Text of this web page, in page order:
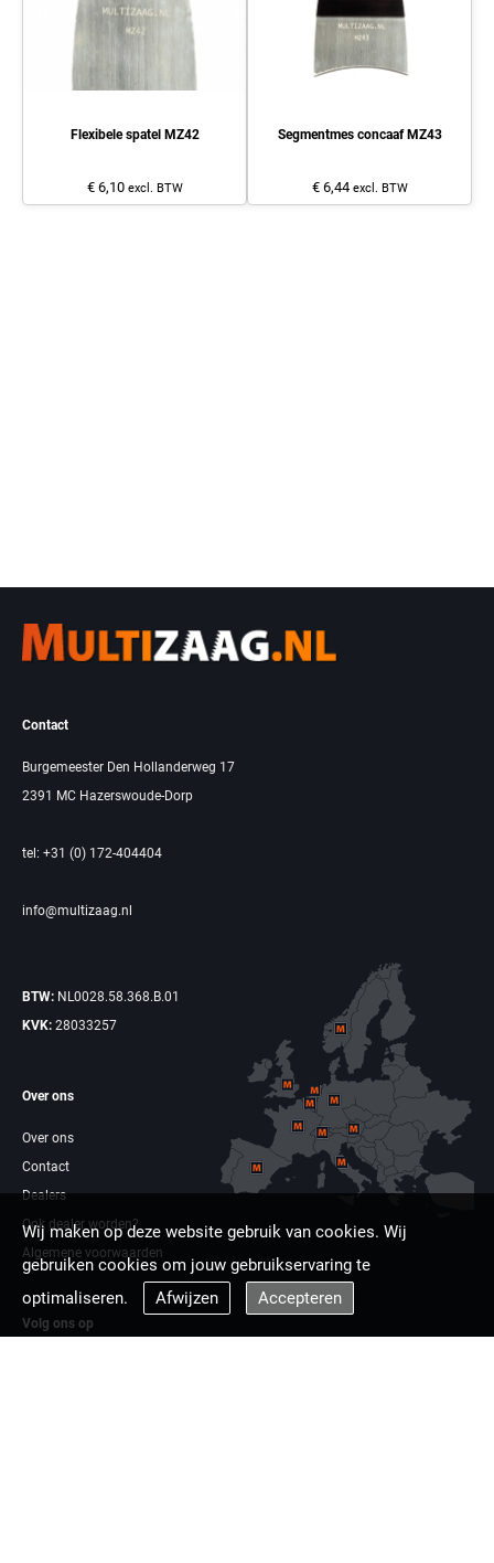
Flexibele spatel MZ42
€ 6,10 excl. BTW
Segmentmes concaaf MZ43
€ 6,44 excl. BTW
Contact
Burgemeester Den Hollanderweg 17
2391 MC Hazerswoude-Dorp
tel: +31 (0) 172-404404
info@multizaag.nl
BTW: NL0028.58.368.B.01
KVK: 28033257
Over ons
Over ons
Contact
Dealers
Ook dealer worden?
Algemene voorwaarden
Volg ons op
Wij maken op deze website gebruik van cookies. Wij
gebruiken cookies om jouw gebruikservaring te
optimaliseren.
Afwijzen Accepteren